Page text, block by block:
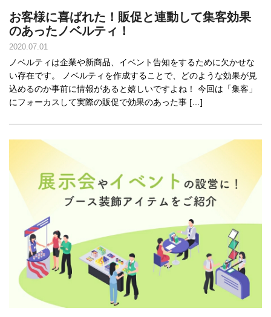
お客様に喜ばれた！販促と連動して集客効果
のあったノベルティ！
2020.07.01
ノベルティは企業や新商品、イベント告知をするために欠かせな
い存在です。 ノベルティを作成することで、どのような効果が見
込めるのか事前に情報があると嬉しいですよね！ 今回は「集客」
にフォーカスして実際の販促で効果のあった事 […]